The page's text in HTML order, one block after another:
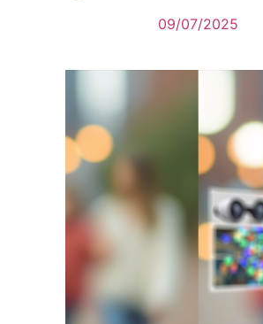
09/07/2025